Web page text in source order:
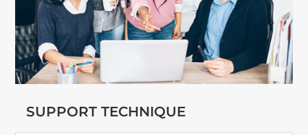
SUPPORT TECHNIQUE